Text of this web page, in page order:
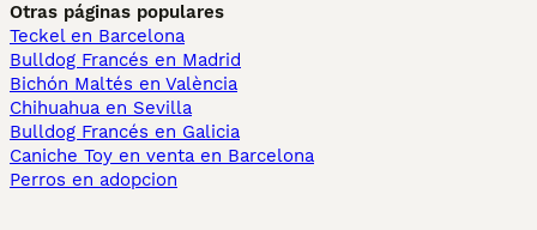
Otras páginas populares
Teckel en Barcelona
Bulldog Francés en Madrid
Bichón Maltés en València
Chihuahua en Sevilla
Bulldog Francés en Galicia
Caniche Toy en venta en Barcelona
Perros en adopcion